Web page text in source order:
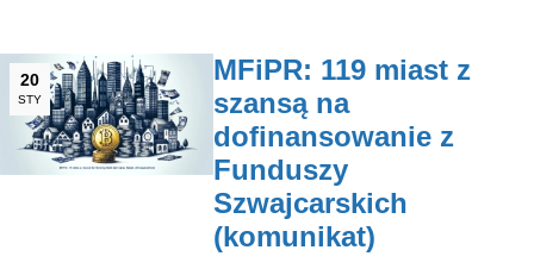
20
STY
MFiPR: 119 miast z
szansą na
dofinansowanie z
Funduszy
Szwajcarskich
(komunikat)